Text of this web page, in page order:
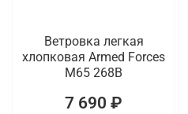
Ветровка легкая
хлопковая Armed Forces
M65 268B
7 690 ₽